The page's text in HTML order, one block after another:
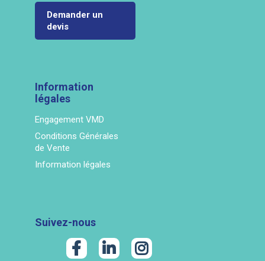
Demander un
devis
Information
légales
Engagement VMD
Conditions Générales
de Vente
Information légales
Suivez-nous